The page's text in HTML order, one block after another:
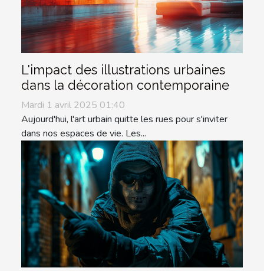
L'impact des illustrations urbaines
dans la décoration contemporaine
Mardi 1 avril 2025 01:40
Aujourd'hui, l'art urbain quitte les rues pour s'inviter
dans nos espaces de vie. Les...